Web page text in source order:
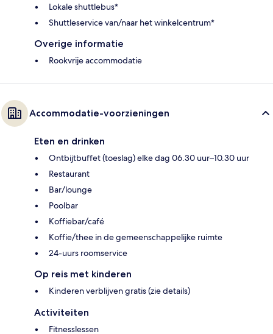
Lokale shuttlebus*
Shuttleservice van/naar het winkelcentrum*
Overige informatie
Rookvrije accommodatie
Accommodatie-voorzieningen
Eten en drinken
Ontbijtbuffet (toeslag) elke dag 06.30 uur–10.30 uur
Restaurant
Bar/lounge
Poolbar
Koffiebar/café
Koffie/thee in de gemeenschappelijke ruimte
24-uurs roomservice
Op reis met kinderen
Kinderen verblijven gratis (zie details)
Activiteiten
Fitnesslessen